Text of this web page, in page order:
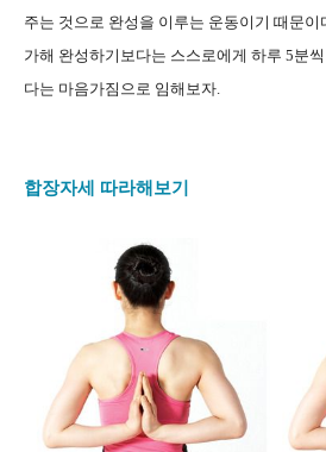
주는 것으로 완성을 이루는 운동이기 때문이
가해 완성하기보다는 스스로에게 하루 5분
다는 마음가짐으로 임해보자.
합장자세 따라해보기